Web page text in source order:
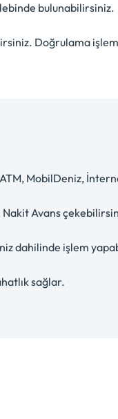
bulunabilirsiniz.
Doğrulama
MobilDeniz,
Nakit Avans
dahilinde işlem
sağlar.